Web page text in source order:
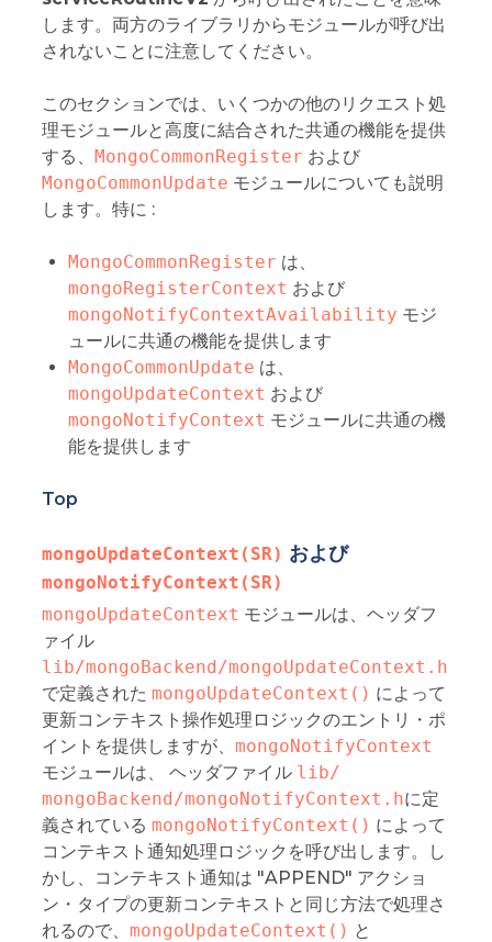
します。両方のライブラリからモジュールが呼び出
されないことに注意してください。
このセクションでは、いくつかの他のリクエスト処
理モジュールと高度に結合された共通の機能を提供
する、 MongoCommonRegister および
MongoCommonUpdate モジュールについても説明
します。特に :
MongoCommonRegister は、
mongoRegisterContext および
mongoNotifyContextAvailability モジ
ュールに共通の機能を提供します
MongoCommonUpdate は、
mongoUpdateContext および
mongoNotifyContext モジュールに共通の機
能を提供します
Top
mongoUpdateContext(SR) および
mongoNotifyContext(SR)
mongoUpdateContext モジュールは、ヘッダフ
ァイル
lib/mongoBackend/mongoUpdateContext.h
で定義された mongoUpdateContext() によって
更新コンテキスト操作処理ロジックのエントリ・ポ
イントを提供しますが、 mongoNotifyContext
モジュールは、 ヘッダファイル lib/
mongoBackend/mongoNotifyContext.hに定
義されている mongoNotifyContext() によって
コンテキスト通知処理ロジックを呼び出します。し
かし、コンテキスト通知は "APPEND" アクショ
ン・タイプの更新コンテキストと同じ方法で処理さ
れるので、 mongoUpdateContext() と